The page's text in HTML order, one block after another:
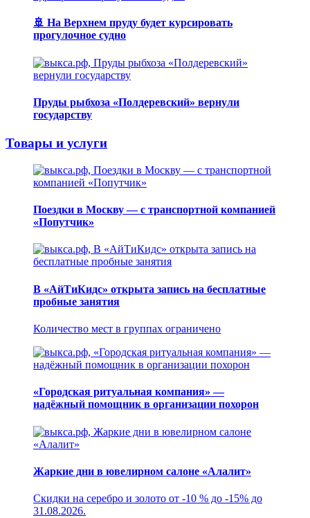
🚢 На Верхнем пруду будет курсировать
прогулочное судно
Пруды рыбхоза «Полдеревский» вернули
государству
Товары и услуги
Поездки в Москву — с транспортной компанией
«Попутчик»
В «АйТиКидс» открыта запись на бесплатные
пробные занятия
Количество мест в группах ограничено
«Городская ритуальная компания» —
надёжный помощник в организации похорон
Жаркие дни в ювелирном салоне «Алалит»
Скидки на серебро и золото от -10 % до -15% до
31.08.2026.